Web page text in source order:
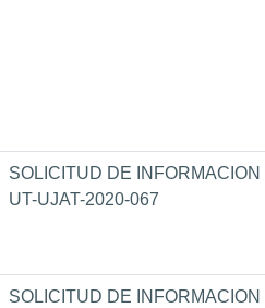
SOLICITUD DE INFORMACION
UT-UJAT-2020-067
SOLICITUD DE INFORMACION